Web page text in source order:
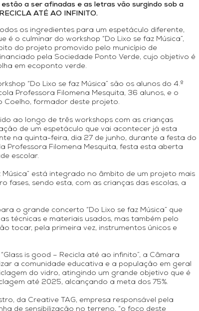
a ser afinadas e as letras vão surgindo sob a
ATÉ AO INFINITO.
os ingredientes para um espetáculo diferente,
é o culminar do workshop “Do Lixo se faz Música”,
do projeto promovido pelo município de
pela Sociedade Ponto Verde, cujo objetivo é
em ecoponto verde.
“Do Lixo se faz Música” são os alunos do 4.º
Professora Filomena Mesquita, 36 alunos, e o
Coelho, formador deste projeto.
ao longo de três workshops com as crianças
de um espetáculo que vai acontecer já esta
na quinta-feira, dia 27 de junho, durante a festa do
Professora Filomena Mesquita, festa esta aberta
escolar.
Música” está integrado no âmbito de um projeto mais
fases, sendo esta, com as crianças das escolas, a
o grande concerto “Do Lixo se faz Música” que
técnicas e materiais usados, mas também pelo
tocar, pela primeira vez, instrumentos únicos e
is good – Recicla até ao infinito”, a Câmara
a comunidade educativa e a população em geral
do vidro, atingindo um grande objetivo que é
até 2025, alcançando a meta dos 75%.
da Creative TAG, empresa responsável pela
de sensibilização no terreno, “o foco deste